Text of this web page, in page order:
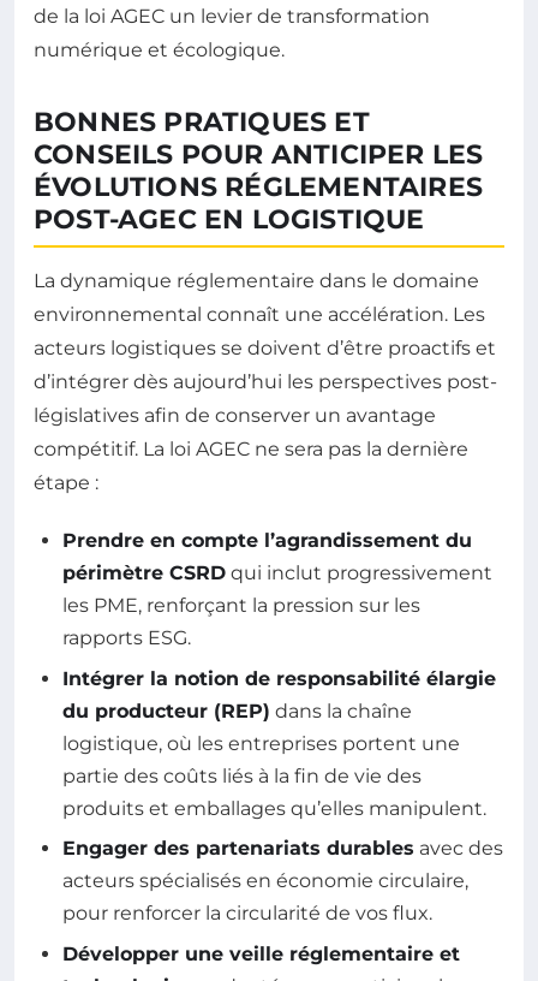
de la loi AGEC un levier de transformation
numérique et écologique.
BONNES PRATIQUES ET
CONSEILS POUR ANTICIPER LES
ÉVOLUTIONS RÉGLEMENTAIRES
POST-AGEC EN LOGISTIQUE
La dynamique réglementaire dans le domaine
environnemental connaît une accélération. Les
acteurs logistiques se doivent d’être proactifs et
d’intégrer dès aujourd’hui les perspectives post-
législatives afin de conserver un avantage
compétitif. La loi AGEC ne sera pas la dernière
étape :
Prendre en compte l’agrandissement du
périmètre CSRD qui inclut progressivement
les PME, renforçant la pression sur les
rapports ESG.
Intégrer la notion de responsabilité élargie
du producteur (REP) dans la chaîne
logistique, où les entreprises portent une
partie des coûts liés à la fin de vie des
produits et emballages qu’elles manipulent.
Engager des partenariats durables avec des
acteurs spécialisés en économie circulaire,
pour renforcer la circularité de vos flux.
Développer une veille réglementaire et